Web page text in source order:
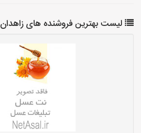
لیست بهترین فروشنده های زاهدان